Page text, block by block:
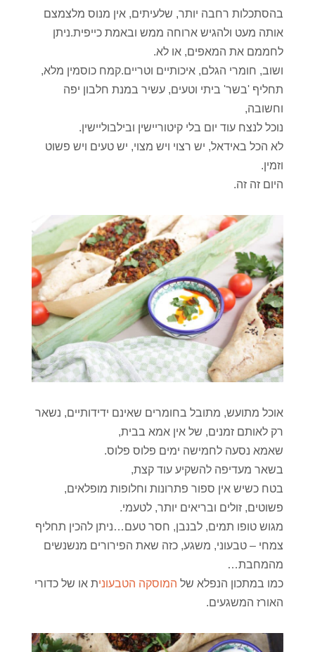
בהסתכלות רחבה יותר, שלעיתים, אין מנוס מלצמצם
אותה מעט ולהגיש ארוחה ממש ובאמת כייפית.ניתן
לחממם את המאפים, או לא.
ושוב, חומרי הגלם, איכותיים וטריים.קמח כוסמין מלא,
תחליף 'בשר' ביתי וטעים, עשיר במנת חלבון יפה
וחשובה,
נוכל לנצח עוד יום בלי קיטוריישין ובילבוליישין.
לא הכל באידאל, יש רצוי ויש מצוי, יש טעים ויש פשוט
וזמין.
היום זה זה.
אוכל מתועש, מתובל בחומרים שאינם ידידותיים, נשאר
רק לאותם זמנים, של אין אמא בבית,
שאמא נסעה לחמישה ימים פלוס פלוס.
בשאר מעדיפה להשקיע עוד קצת,
בטח כשיש אין ספור פתרונות וחלופות מופלאים,
פשוטים, זולים ובריאים יותר, לטעמי.
מגוש טופו תמים, לבנבן, חסר טעם…ניתן להכין תחליף
צמחי – טבעוני, משגע, כזה שאת הפירורים מנשנשים
מהמחבת…
כמו במתכון הנפלא של המוסקה הטבעונית או של כדורי
האורז המשגעים.